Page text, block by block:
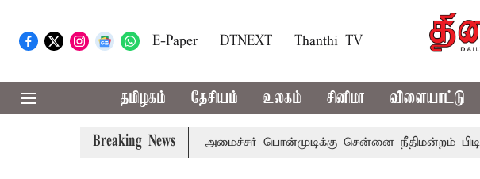
E-Paper DTNEXT Thanthi TV
தமிழகம் தேசியம் உலகம் சினிமா விளையாட்டு
Breaking News
முன்னாள் அமைச்சர் பொன்முடிக்கு சென்னை நீதிமன்றம் பிடிவாராண்ட்